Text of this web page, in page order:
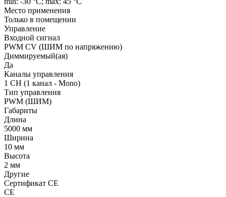
Место применения
Только в помещении
Управление
Входной сигнал
PWM СV (ШИМ по напряжению)
Диммируемый(ая)
Да
Каналы управления
1 CH (1 канал - Mono)
Тип управления
PWM (ШИМ)
Габариты
Длина
5000 мм
Ширина
10 мм
Высота
2 мм
Другие
Сертификат CE
CE